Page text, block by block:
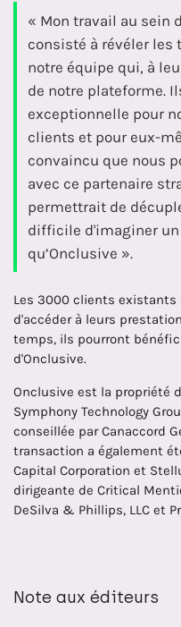
« Mon travail au sein
consisté à révéler les
notre équipe qui, à
de notre plateforme.
exceptionnelle pour
clients et pour eux-
convaincu que nous
avec ce partenaire
permettrait de
difficile d'imaginer
qu’Onclusive ».
Les 3000 clients
d'accéder à leurs
temps, ils pourront
d'Onclusive.
Onclusive est la propriété
Symphony Technology
conseillée par Canaccord
transaction a également
Capital Corporation et
dirigeante de Critical
DeSilva & Phillips, LLC et
Note aux éditeurs